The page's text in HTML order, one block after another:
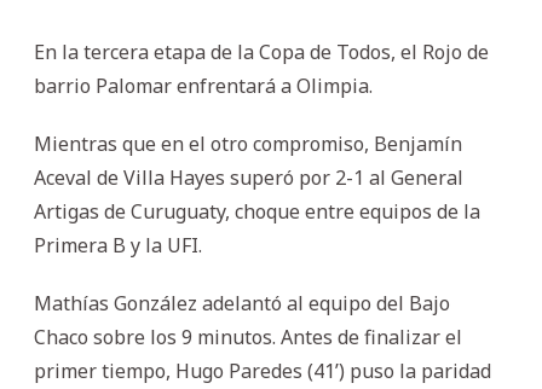
En la tercera etapa de la Copa de Todos, el Rojo de
barrio Palomar enfrentará a Olimpia.
Mientras que en el otro compromiso, Benjamín
Aceval de Villa Hayes superó por 2-1 al General
Artigas de Curuguaty, choque entre equipos de la
Primera B y la UFI.
Mathías González adelantó al equipo del Bajo
Chaco sobre los 9 minutos. Antes de finalizar el
primer tiempo, Hugo Paredes (41’) puso la paridad